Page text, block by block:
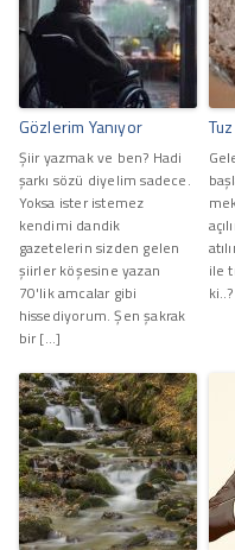
Gözlerim Yanıyor
Şiir yazmak ve ben? Hadi
şarkı sözü diyelim sadece.
Yoksa ister istemez
kendimi dandik
gazetelerin sizden gelen
şiirler köşesine yazan
70'lik amcalar gibi
hissediyorum. Şen şakrak
bir […]
ile